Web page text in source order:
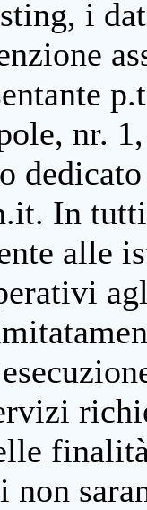
i
nr.
In
alle